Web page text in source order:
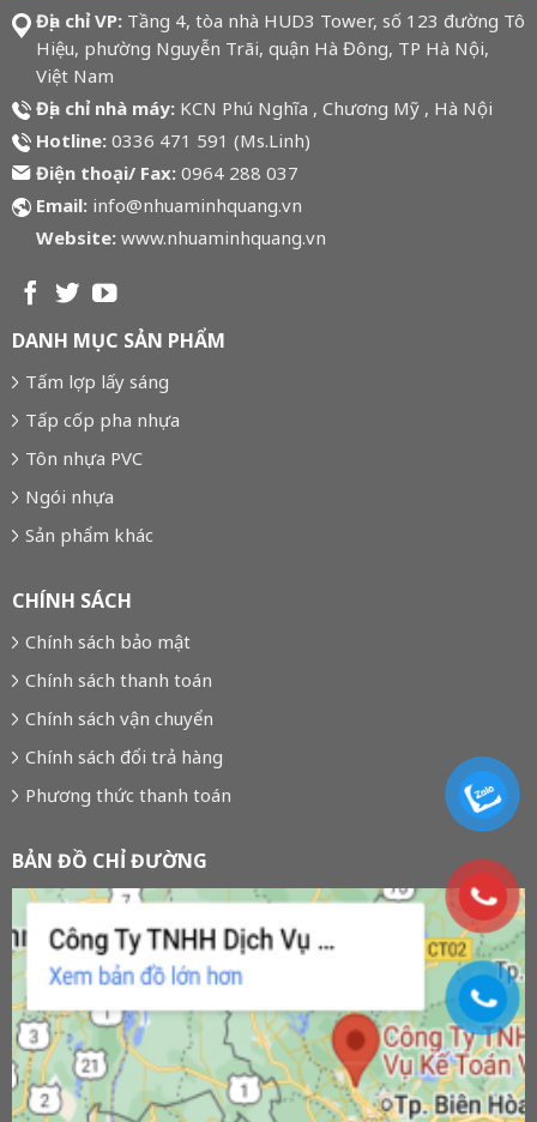
Địa chỉ VP:Tầng 4, tòa nhà HUD3 Tower, số 123 đường Tô
Hiệu, phường Nguyễn Trãi, quận Hà Đông, TP Hà Nội,
Việt Nam
Địa chỉ nhà máy:KCN Phú Nghĩa , Chương Mỹ , Hà Nội
Hotline:0336 471 591 (Ms.Linh)
Điện thoại/ Fax: 0964 288 037
Email:info@nhuaminhquang.vn
Website:www.nhuaminhquang.vn
DANH MỤC SẢN PHẨM
Tấm lợp lấy sáng
Tấp cốp pha nhựa
Tôn nhựa PVC
Ngói nhựa
Sản phẩm khác
CHÍNH SÁCH
Chính sách bảo mật
Chính sách thanh toán
Chính sách vận chuyển
Chính sách đổi trả hàng
Phương thức thanh toán
BẢN ĐỒ CHỈ ĐƯỜNG